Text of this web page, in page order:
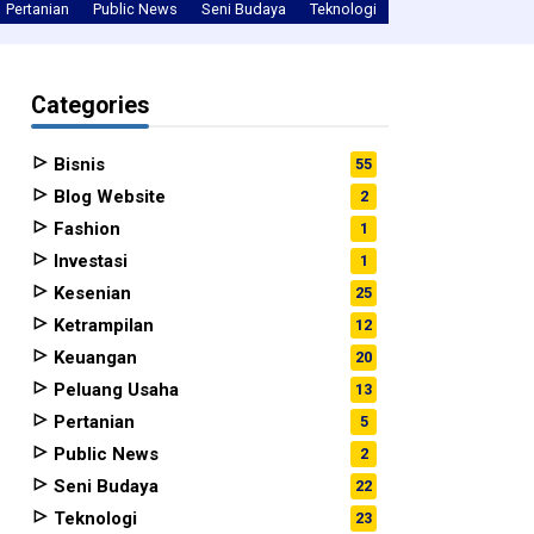
Pertanian Public News Seni Budaya Teknologi
Categories
Bisnis 55
Blog Website 2
Fashion 1
Investasi 1
Kesenian 25
Ketrampilan 12
Keuangan 20
Peluang Usaha 13
Pertanian 5
Public News 2
Seni Budaya 22
Teknologi 23